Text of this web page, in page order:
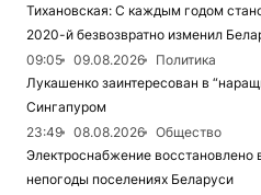
Тихановская: С каждым годом
2020-й безвозвратно изменил
09:05
09.08.2026
Политика
Лукашенко заинтересован в
Сингапуром
23:49
08.08.2026
Общество
Электроснабжение восстановлено
непогоды поселениях Беларуси